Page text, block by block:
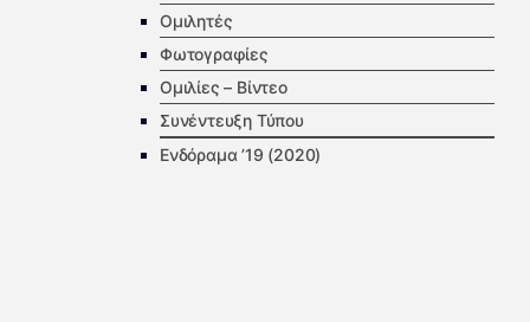
Ομιλητές
Φωτογραφίες
Ομιλίες – Βίντεο
Συνέντευξη Τύπου
Ενδόραμα ’19 (2020)